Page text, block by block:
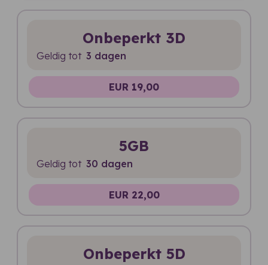
Onbeperkt 3D
Geldig tot 3 dagen
EUR 19,00
5GB
Geldig tot 30 dagen
EUR 22,00
Onbeperkt 5D